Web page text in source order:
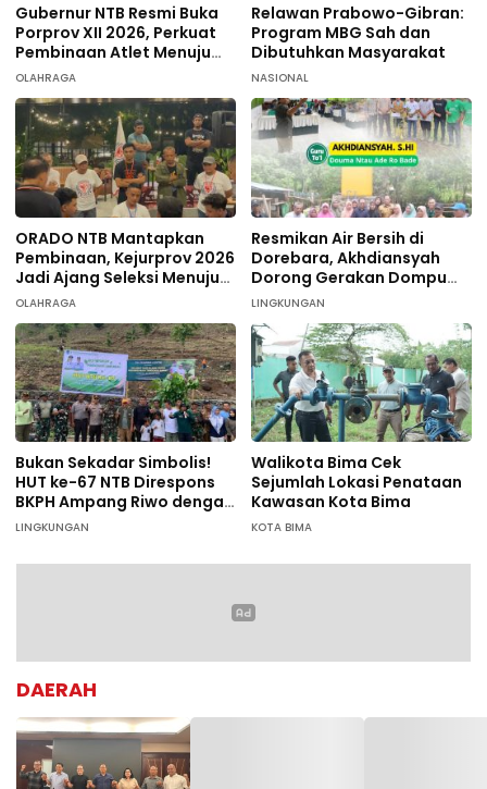
Gubernur NTB Resmi Buka
Porprov XII 2026, Perkuat
Pembinaan Atlet Menuju
PON 2028
OLAHRAGA
Relawan Prabowo-Gibran:
Program MBG Sah dan
Dibutuhkan Masyarakat
NASIONAL
ORADO NTB Mantapkan
Pembinaan, Kejurprov 2026
Jadi Ajang Seleksi Menuju
Nasional
OLAHRAGA
Resmikan Air Bersih di
Dorebara, Akhdiansyah
Dorong Gerakan Dompu
Hijau
LINGKUNGAN
Bukan Sekadar Simbolis!
HUT ke-67 NTB Direspons
BKPH Ampang Riwo dengan
Aksi Tanam Pohon Massal
LINGKUNGAN
Walikota Bima Cek
Sejumlah Lokasi Penataan
Kawasan Kota Bima
KOTA BIMA
DAERAH